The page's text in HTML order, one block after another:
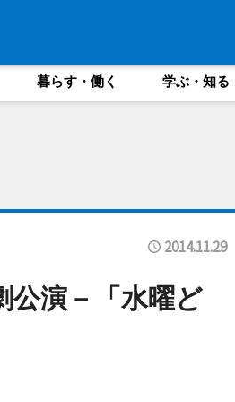
暮らす・働く 学ぶ・知る
2014.11.29
公演－「水曜ど